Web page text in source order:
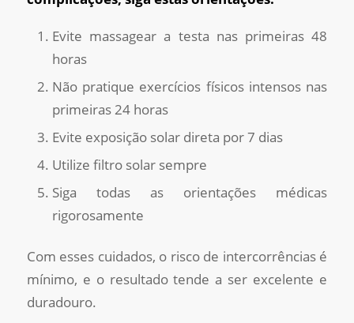
Evite massagear a testa nas primeiras 48
horas
Não pratique exercícios físicos intensos nas
primeiras 24 horas
Evite exposição solar direta por 7 dias
Utilize filtro solar sempre
Siga todas as orientações médicas
rigorosamente
Com esses cuidados, o risco de intercorrências é
mínimo, e o resultado tende a ser excelente e
duradouro.